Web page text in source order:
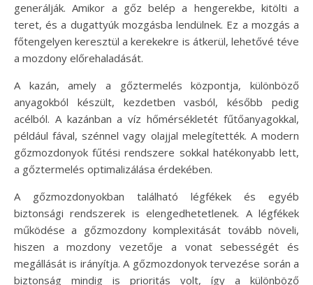
generálják. Amikor a gőz belép a hengerekbe, kitölti a
teret, és a dugattyúk mozgásba lendülnek. Ez a mozgás a
főtengelyen keresztül a kerekekre is átkerül, lehetővé téve
a mozdony előrehaladását.
A kazán, amely a gőztermelés központja, különböző
anyagokból készült, kezdetben vasból, később pedig
acélból. A kazánban a víz hőmérsékletét fűtőanyagokkal,
például fával, szénnel vagy olajjal melegítették. A modern
gőzmozdonyok fűtési rendszere sokkal hatékonyabb lett,
a gőztermelés optimalizálása érdekében.
A gőzmozdonyokban található légfékek és egyéb
biztonsági rendszerek is elengedhetetlenek. A légfékek
működése a gőzmozdony komplexitását tovább növeli,
hiszen a mozdony vezetője a vonat sebességét és
megállását is irányítja. A gőzmozdonyok tervezése során a
biztonság mindig is prioritás volt, így a különböző